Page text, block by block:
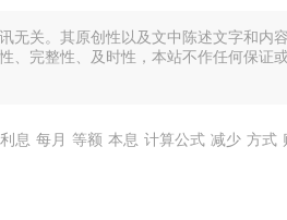
无关。其原创性以及文中陈述文字和内
、完整性、及时性，本站不作任何保证
利息 每月 等额 本息 计算公式 减少 方式